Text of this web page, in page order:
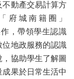
動產交易計算方
府城南籍圈」
，帶領學生認識
地政服務的認識
協助學生了解圖
果於日常生活中